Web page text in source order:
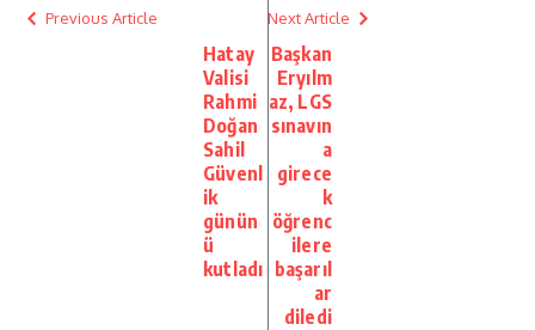
Previous Article
Hatay
Valisi
Rahmi
Doğan
Sahil
Güvenl
ik
günün
ü
kutladı
Next Article
Başkan
Eryılm
az, LGS
sınavın
a
girece
k
öğrenc
ilere
başarıl
ar
diledi